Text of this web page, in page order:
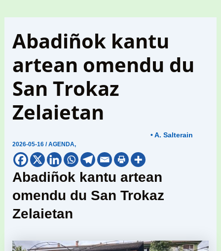
Abadiñok kantu
artean omendu du
San Trokaz
Zelaietan
2026-05-16/AGENDA,
• A. Salterain
Abadiñok kantu artean
omendu du San Trokaz
Zelaietan